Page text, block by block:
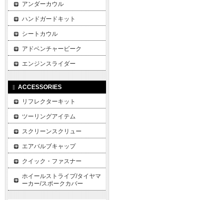
アンダーカウル
ハンドガードキット
シートカウル
アドベンチャービーク
エンジンスライダー
ACCESSORIES
リフレクターキット
ツーリングアイテム
スクリーンスクリュー
エアバルブキャップ
クイック・ファスナー
ホイールストライプ/タイヤマ
ーカー/スポークカバー